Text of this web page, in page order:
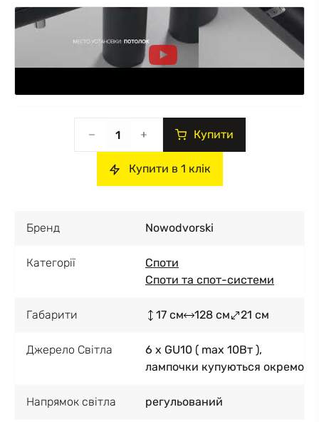
Купити
Купити в 1 клік
Бренд Nowodvorski
Категорії
Споти
Споти та спот-системи
Габарити 17 см 128 см 21 см
Джерело Світла
6 x GU10 ( max 10Вт ),
лампочки купуються окремо
Напрямок світла регульований